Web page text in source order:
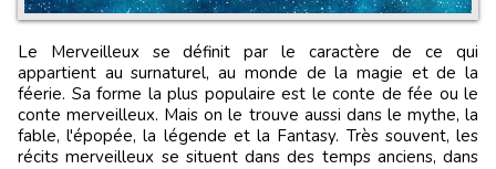
Le Merveilleux se définit par le caractère de ce qui
appartient au surnaturel, au monde de la magie et de la
féerie. Sa forme la plus populaire est le conte de fée ou le
conte merveilleux. Mais on le trouve aussi dans le mythe, la
fable, l'épopée, la légende et la Fantasy. Très souvent, les
récits merveilleux se situent dans des temps anciens, dans